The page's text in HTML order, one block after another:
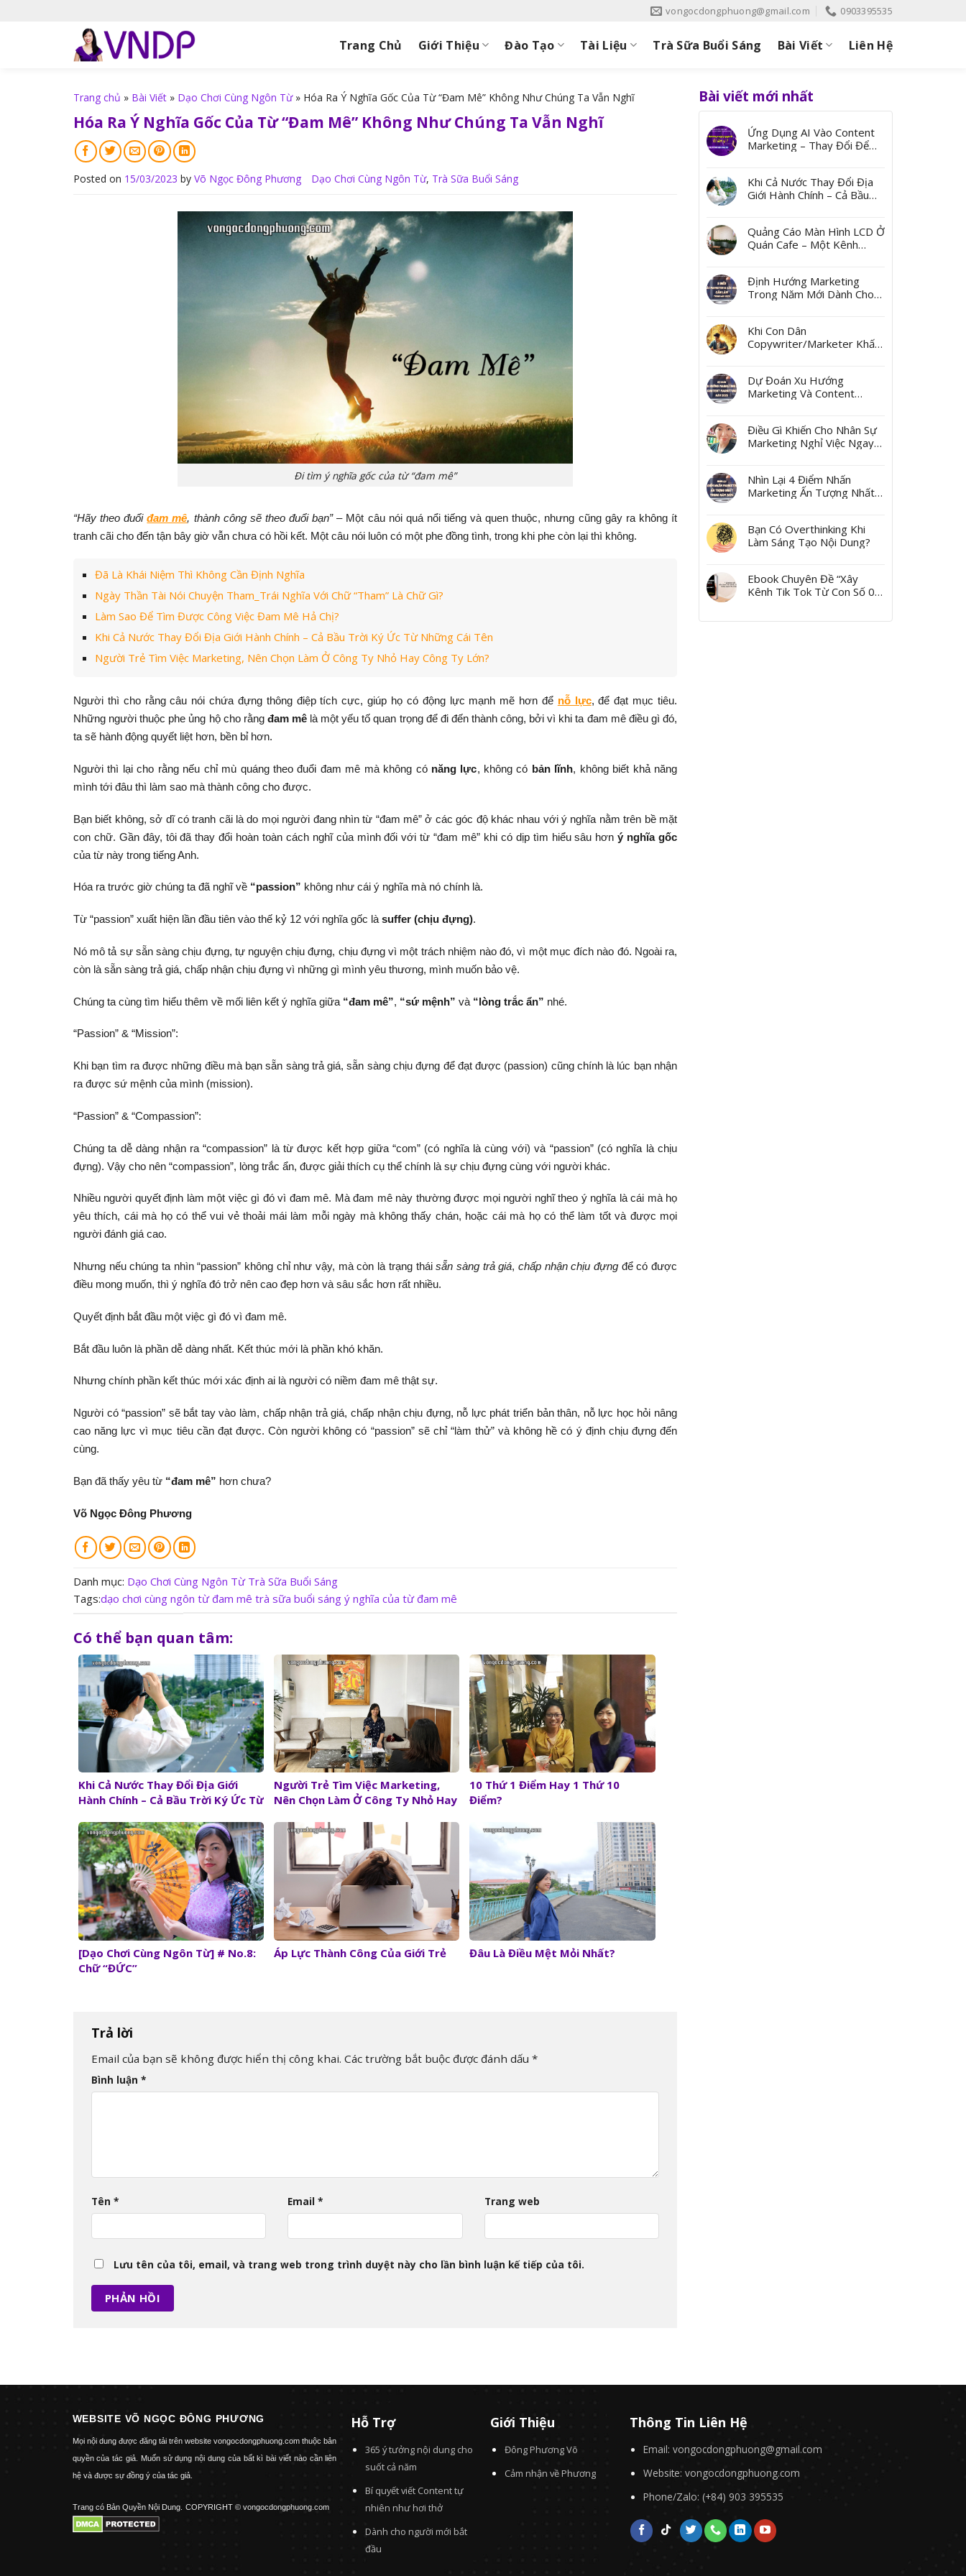
vongocdongphuong@gmail.com 0903395535
Trang Chủ Giới Thiệu Đào Tạo Tài Liệu Trà Sữa Buổi Sáng Bài Viết Liên Hệ
Trang chủ » Bài Viết » Dạo Chơi Cùng Ngôn Từ» Hóa Ra Ý Nghĩa Gốc Của Từ “Đam Mê” Không Như Chúng Ta Vẫn Nghĩ
Hóa Ra Ý Nghĩa Gốc Của Từ “Đam Mê” Không Như Chúng Ta Vẫn Nghĩ
Posted on 15/03/2023 by Võ Ngọc Đông Phương Dạo Chơi Cùng Ngôn Từ, Trà Sữa Buổi Sáng
Đi tìm ý nghĩa gốc của từ “đam mê”
“Hãy theo đuổiđam mê, thành công sẽ theo đuổi bạn”– Một câu nói quá nổi tiếng và quen thuộc, nhưng cũng gây ra không ít
tranh cãi cho đến tận bây giờ vẫn chưa có hồi kết. Một câu nói luôn có một phe đồng tình, trong khi phe còn lại thì không.
Đã Là Khái Niệm Thì Không Cần Định Nghĩa
Ngày Thần Tài Nói Chuyện Tham_Trái Nghĩa Với Chữ “Tham” Là Chữ Gì?
Làm Sao Để Tìm Được Công Việc Đam Mê Hả Chị?
Khi Cả Nước Thay Đổi Địa Giới Hành Chính – Cả Bầu Trời Ký Ức Từ Những Cái Tên
Người Trẻ Tìm Việc Marketing, Nên Chọn Làm Ở Công Ty Nhỏ Hay Công Ty Lớn?
Người thì cho rằng câu nói chứa đựng thông điệp tích cực, giúp họ có động lực mạnh mẽ hơn để nỗ lực, để đạt mục tiêu.
Những người thuộc phe ủng hộ cho rằng đam mêlà một yếu tố quan trọng để đi đến thành công, bởi vì khi ta đam mê điều gì đó,
ta sẽ hành động quyết liệt hơn, bền bỉ hơn.
Người thì lại cho rằng nếu chỉ mù quáng theo đuổi đam mê mà không có năng lực, không có bản lĩnh, không biết khả năng
mình tới đâu thì làm sao mà thành công cho được.
Bạn biết không, sở dĩ có tranh cãi là do mọi người đang nhìn từ “đam mê” ở các góc độ khác nhau với ý nghĩa nằm trên bề mặt
con chữ. Gần đây, tôi đã thay đổi hoàn toàn cách nghĩ của mình đối với từ “đam mê” khi có dịp tìm hiểu sâu hơný nghĩa gốc
của từ này trong tiếng Anh.
Hóa ra trước giờ chúng ta đã nghĩ về “passion” không như cái ý nghĩa mà nó chính là.
Từ “passion” xuất hiện lần đầu tiên vào thế kỷ 12 với nghĩa gốc là suffer (chịu đựng).
Nó mô tả sự sẵn sàng chịu đựng, tự nguyện chịu đựng, chịu đựng vì một trách nhiệm nào đó, vì một mục đích nào đó. Ngoài ra,
còn là sẵn sàng trả giá, chấp nhận chịu đựng vì những gì mình yêu thương, mình muốn bảo vệ.
Chúng ta cùng tìm hiểu thêm về mối liên kết ý nghĩa giữa “đam mê”, “sứ mệnh” và “lòng trắc ẩn” nhé.
“Passion” & “Mission”:
Khi bạn tìm ra được những điều mà bạn sẵn sàng trả giá, sẵn sàng chịu đựng để đạt được (passion) cũng chính là lúc bạn nhận
ra được sứ mệnh của mình (mission).
“Passion” & “Compassion”:
Chúng ta dễ dàng nhận ra “compassion” là từ được kết hợp giữa “com” (có nghĩa là cùng với) và “passion” (có nghĩa là chịu
đựng). Vậy cho nên “compassion”, lòng trắc ẩn, được giải thích cụ thể chính là sự chịu đựng cùng với người khác.
Nhiều người quyết định làm một việc gì đó vì đam mê. Mà đam mê này thường được mọi người nghĩ theo ý nghĩa là cái mà họ
yêu thích, cái mà họ có thể vui vẻ thoải mái làm mỗi ngày mà không thấy chán, hoặc cái mà họ có thể làm tốt và được mọi
người đánh giá cao.
Nhưng nếu chúng ta nhìn “passion” không chỉ như vậy, mà còn là trạng tháisẵn sàng trả giá, chấp nhận chịu đựngđể có được
điều mong muốn, thì ý nghĩa đó trở nên cao đẹp hơn và sâu sắc hơn rất nhiều.
Quyết định bắt đầu một việc gì đó vì đam mê.
Bắt đầu luôn là phần dễ dàng nhất. Kết thúc mới là phần khó khăn.
Nhưng chính phần kết thúc mới xác định ai là người có niềm đam mê thật sự.
Người có “passion” sẽ bắt tay vào làm, chấp nhận trả giá, chấp nhận chịu đựng, nỗ lực phát triển bản thân, nỗ lực học hỏi nâng
cao năng lực vì mục tiêu cần đạt được. Còn người không có “passion” sẽ chỉ “làm thử” và không hề có ý định chịu đựng đến
cùng.
Bạn đã thấy yêu từ “đam mê” hơn chưa?
Võ Ngọc Đông Phương
Danh mục: Dạo Chơi Cùng Ngôn Từ Trà Sữa Buổi Sáng
Tags:dạo chơi cùng ngôn từ đam mê trà sữa buổi sáng ý nghĩa của từ đam mê
Có thể bạn quan tâm:
Khi Cả Nước Thay Đổi Địa Giới
Hành Chính – Cả Bầu Trời Ký Ức Từ
Người Trẻ Tìm Việc Marketing,
Nên Chọn Làm Ở Công Ty Nhỏ Hay
10 Thứ 1 Điểm Hay 1 Thứ 10
Điểm?
[Dạo Chơi Cùng Ngôn Từ] # No.8:
Chữ “ĐỨC”
Áp Lực Thành Công Của Giới Trẻ Đâu Là Điều Mệt Mỏi Nhất?
Trả lời
Email của bạn sẽ không được hiển thị công khai. Các trường bắt buộc được đánh dấu *
Bình luận *
Tên * Email* Trang web
Lưu tên của tôi, email, và trang web trong trình duyệt này cho lần bình luận kế tiếp của tôi.
Bài viết mới nhất
Ứng Dụng AI Vào Content
Marketing – Thay Đổi Để
Khi Cả Nước Thay Đổi Địa
Giới Hành Chính – Cả Bầu
Quảng Cáo Màn Hình LCD Ở
Quán Cafe – Một Kênh
Định Hướng Marketing
Trong Năm Mới Dành Cho
Khi Con Dân
Copywriter/Marketer Khấn
Dự Đoán Xu Hướng
Marketing Và Content
Điều Gì Khiến Cho Nhân Sự
Marketing Nghỉ Việc Ngay
Nhìn Lại 4 Điểm Nhấn
Marketing Ấn Tượng Nhất
Bạn Có Overthinking Khi
Làm Sáng Tạo Nội Dung?
Ebook Chuyên Đề “Xây
Kênh Tik Tok Từ Con Số 0,
WEBSITE VÕ NGỌC ĐÔNG PHƯƠNG
Mọi nội dung được đăng tải trên website vongocdongphuong.com thuộc bản
quyền của tác giả. Muốn sử dụng nội dung của bất kì bài viết nào cần liên
hệ và được sự đồng ý của tác giả.
Trang có Bản Quyền Nội Dung. COPYRIGHT © vongocdongphuong.com
Hỗ Trợ
365 ý tưởng nội dung cho
suốt cả năm
Bí quyết viết Content tự
nhiên như hơi thở
Dành cho người mới bắt
đầu
Giới Thiệu
Đông Phương Võ
Cảm nhận về Phương
Thông Tin Liên Hệ
Email: vongocdongphuong@gmail.com
Website: vongocdongphuong.com
Phone/Zalo: (+84) 903 395535